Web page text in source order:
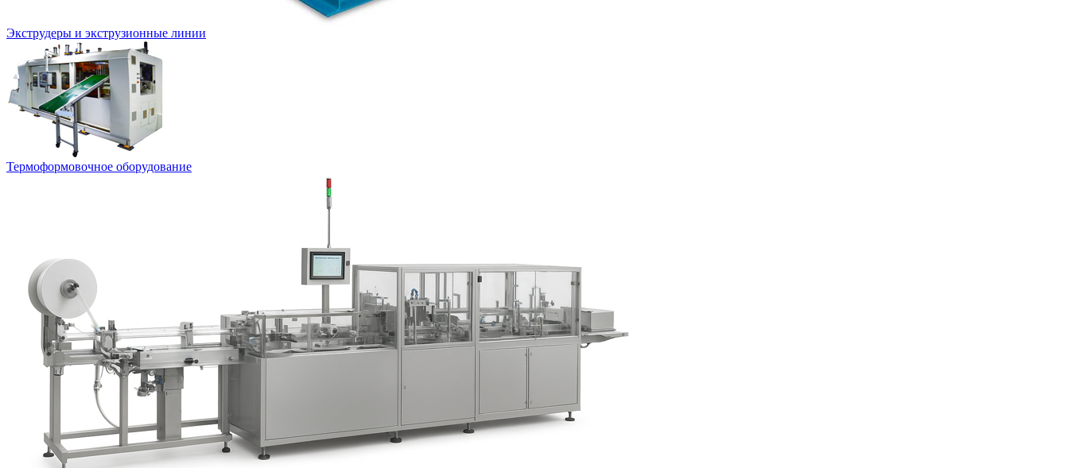
Экструдеры и экструзионные линии
Термоформовочное оборудование